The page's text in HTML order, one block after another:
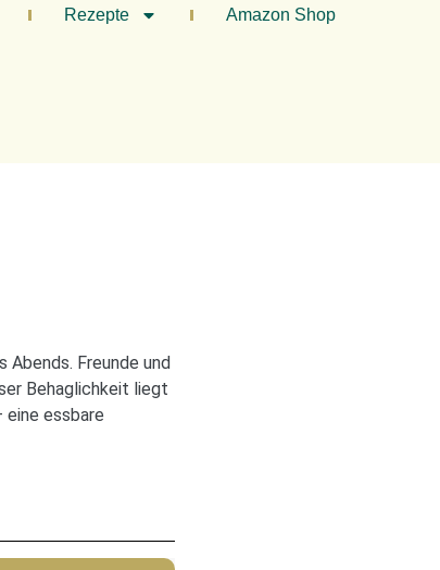
Rezepte Amazon Shop
Freunde und
Behaglichkeit liegt
eine essbare